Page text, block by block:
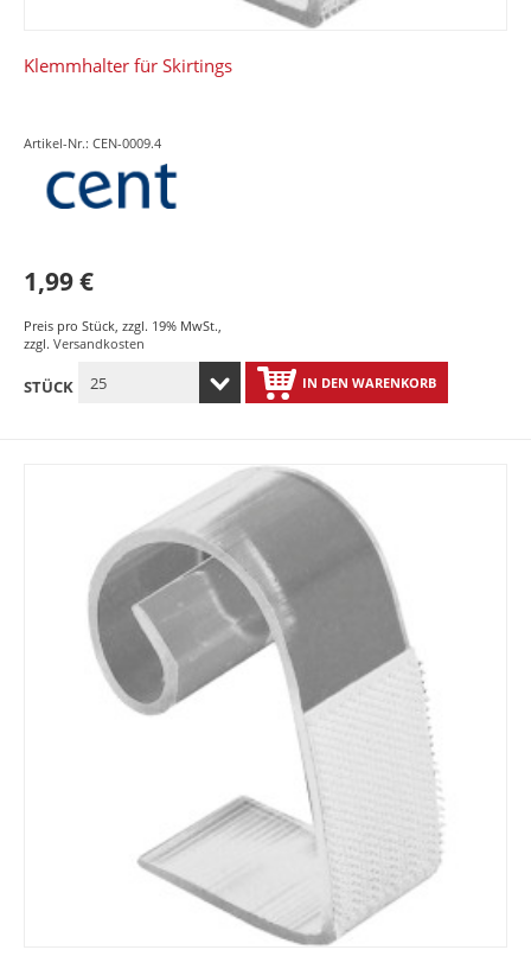
Klemmhalter für Skirtings
Artikel-Nr.: CEN-0009.4
1,99 €
Preis pro Stück, zzgl. 19% MwSt.,
zzgl. Versandkosten
STÜCK IN DEN WARENKORB